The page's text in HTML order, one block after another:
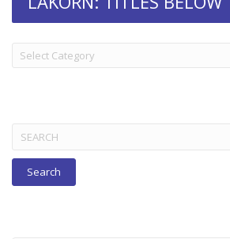
LAKORN:
TITLES
Search
for: